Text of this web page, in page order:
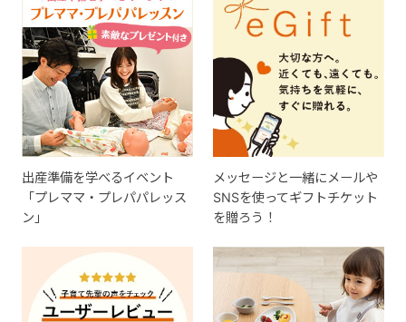
出産準備を学べるイベント
「プレママ・プレパパレッス
ン」
メッセージと一緒にメールや
SNSを使ってギフトチケット
を贈ろう！